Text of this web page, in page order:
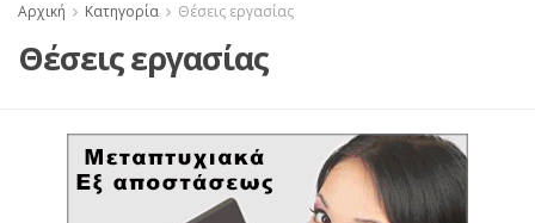
Αρχική Κατηγορία Θέσεις εργασίας
Θέσεις εργασίας